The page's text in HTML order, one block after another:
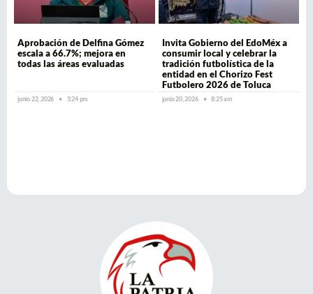
Aprobación de Delfina Gómez
escala a 66.7%; mejora en
todas las áreas evaluadas
junio 22, 2026 5:24 pm
Invita Gobierno del EdoMéx a
consumir local y celebrar la
tradición futbolística de la
entidad en el Chorizo Fest
Futbolero 2026 de Toluca
junio 20, 2026 8:25 am